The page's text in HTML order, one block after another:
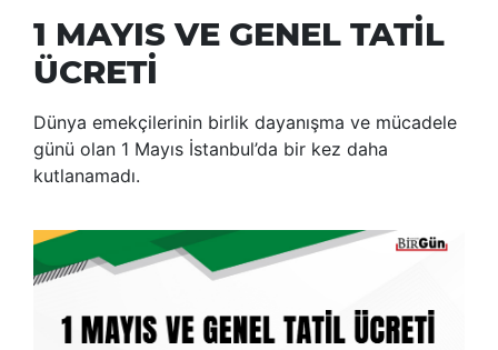
1 MAYIS VE GENEL TATİL
ÜCRETİ
Dünya emekçilerinin birlik dayanışma ve mücadele
günü olan 1 Mayıs İstanbul’da bir kez daha
kutlanamadı.